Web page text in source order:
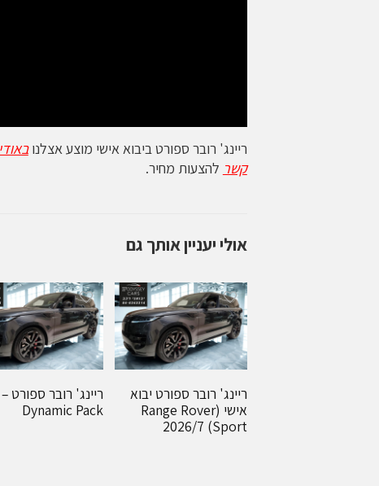
ריינג' רובר ספורט ביבוא אישי מוצע אצלנו
קשר להצעות מחיר.
אולי יעניין אותך גם
ריינג' רובר ספורט יבוא
אישי (Range Rover
Sport) 2026/7
ריינג' רובר ספורט –
Dynamic Pack